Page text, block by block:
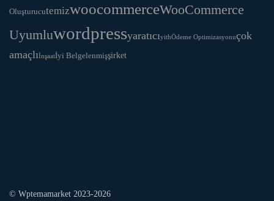
OluşturucutemizwoocommerceWooCommerce
UyumluwordpressyaratıcıyithÖdeme Optimizasyonuçok
amaçlıİnşaatİyi Belgelenmişşirket
© Wptemamarket 2023-2026